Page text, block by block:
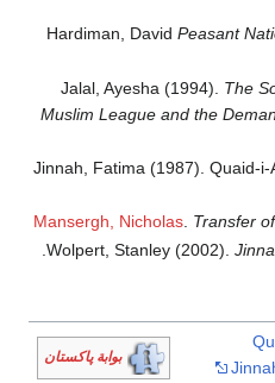
Hardiman, David Peasant
Jalal, Ayesha (1994). The
Muslim League and the
Jinnah, Fatima (1987). Quaid-i-
Mansergh, Nicholas. Transfer
Wolpert, Stanley (2002).
بوابة پاكستان